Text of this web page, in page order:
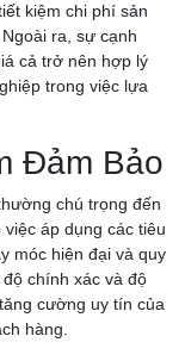
kiệm chi phí sản
ra, sự cạnh
cả trở nên hợp lý
trong việc lựa
Đảm Bảo
chú trọng đến
áp dụng các tiêu
móc hiện đại và quy
chính xác và độ
cường uy tín của
hàng.